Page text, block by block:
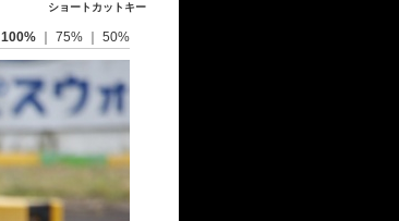
ショートカットキー
100% 75% 50%